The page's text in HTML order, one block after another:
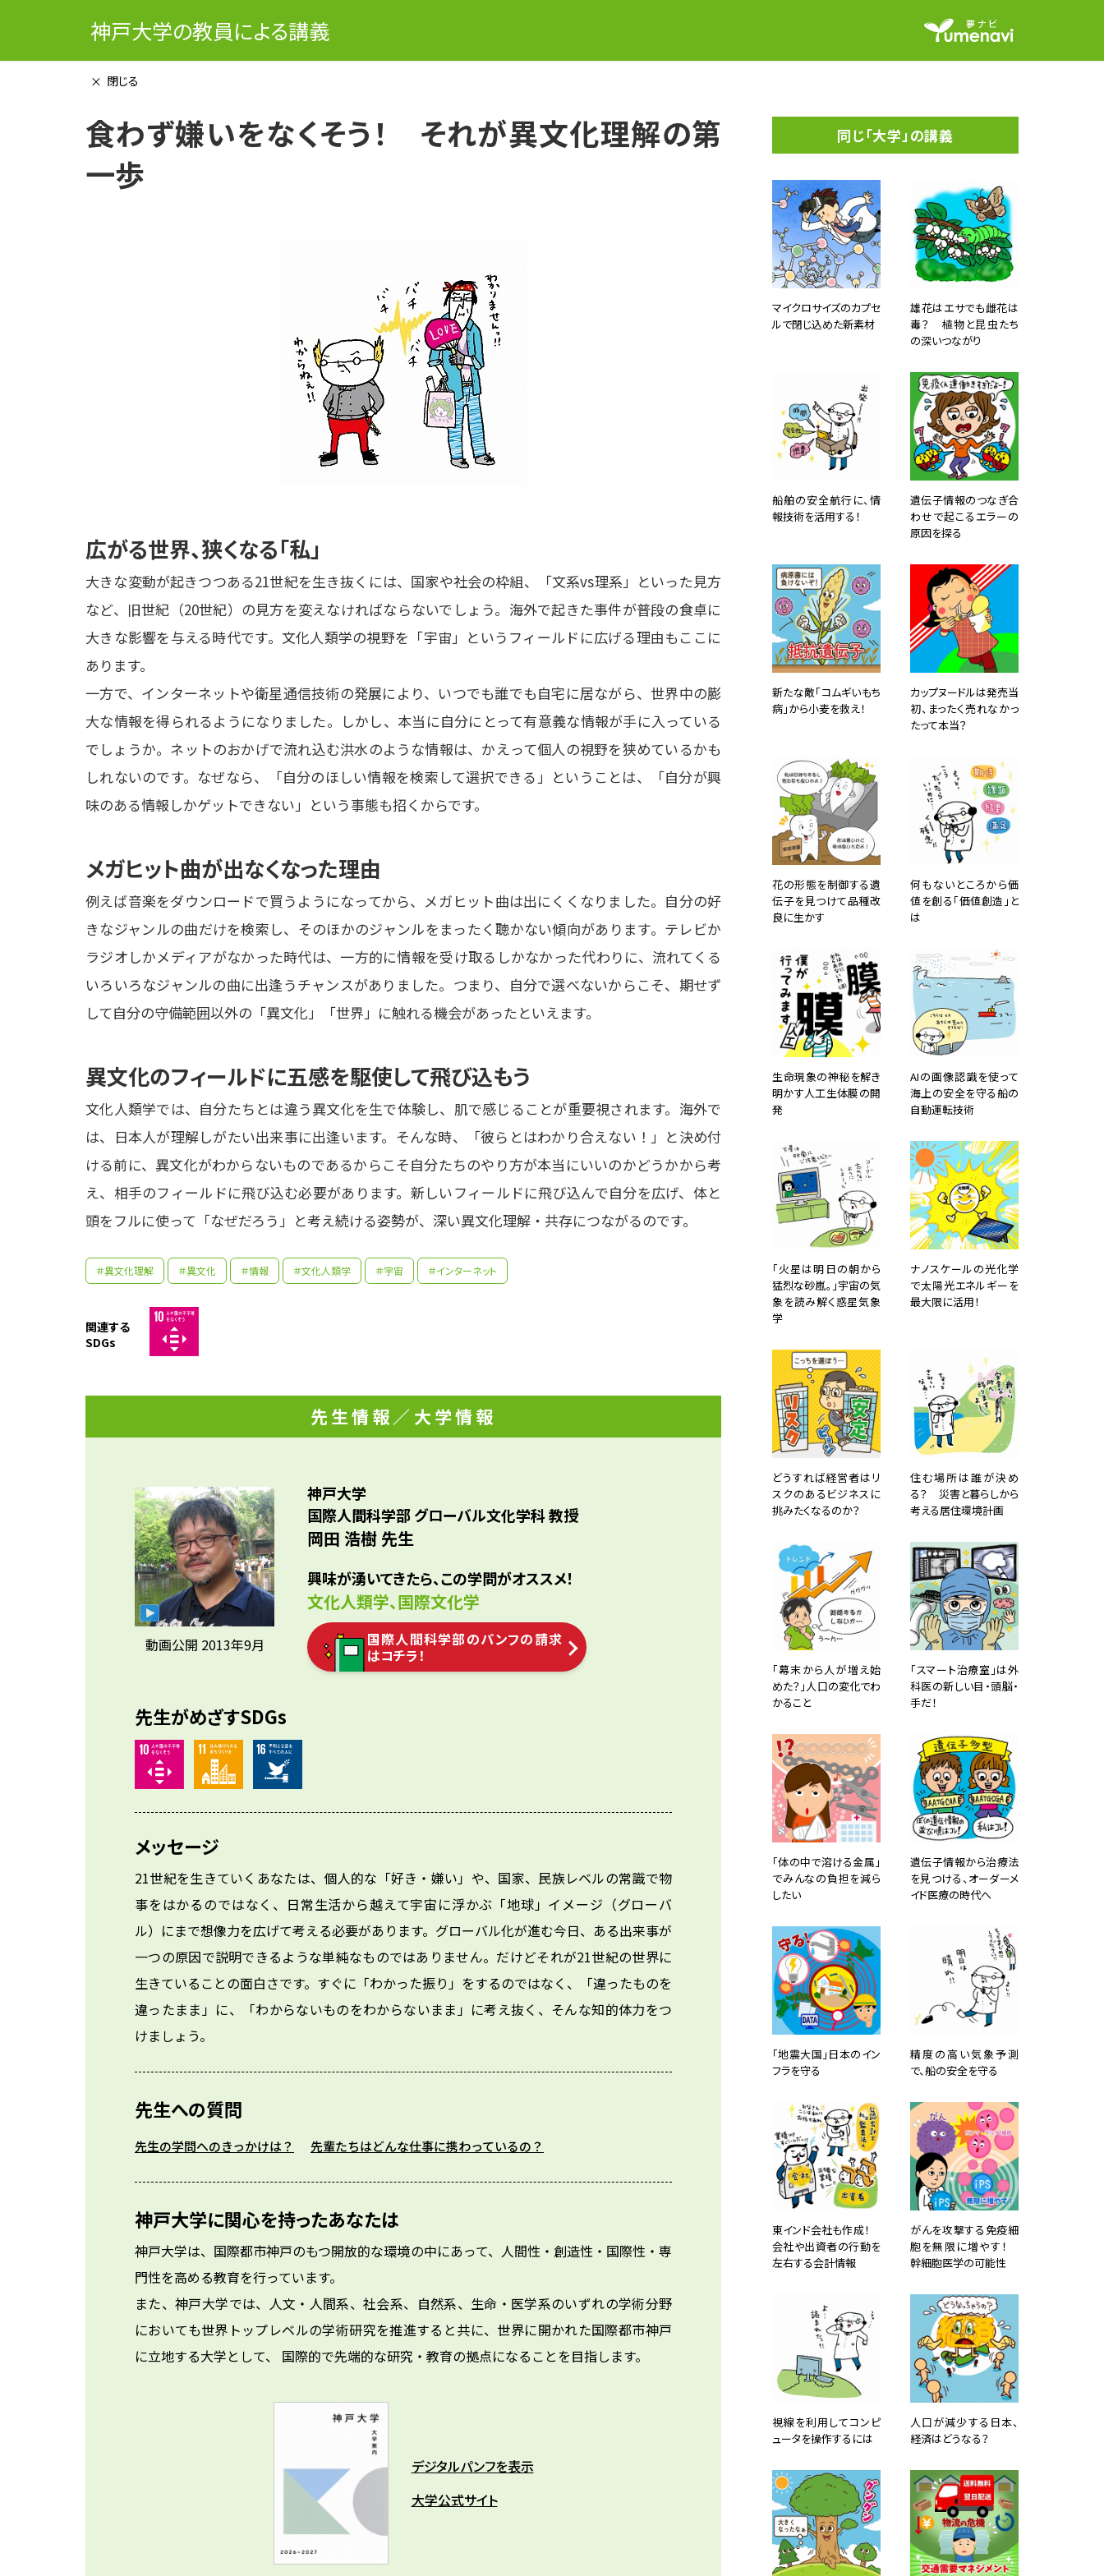
神戸大学の教員による講義
閉じる
食わず嫌いをなくそう！ それが異文化理解の第
一歩
広がる世界、狭くなる「私」
大きな変動が起きつつある21世紀を生き抜くには、国家や社会の枠組、「文系vs理系」といった見方
など、旧世紀（20世紀）の見方を変えなければならないでしょう。海外で起きた事件が普段の食卓に
大きな影響を与える時代です。文化人類学の視野を「宇宙」というフィールドに広げる理由もここに
あります。
一方で、インターネットや衛星通信技術の発展により、いつでも誰でも自宅に居ながら、世界中の膨
大な情報を得られるようになりました。しかし、本当に自分にとって有意義な情報が手に入っている
でしょうか。ネットのおかげで流れ込む洪水のような情報は、かえって個人の視野を狭めているかも
しれないのです。なぜなら、「自分のほしい情報を検索して選択できる」ということは、「自分が興
味のある情報しかゲットできない」という事態も招くからです。
メガヒット曲が出なくなった理由
例えば音楽をダウンロードで買うようになってから、メガヒット曲は出にくくなりました。自分の好
きなジャンルの曲だけを検索し、そのほかのジャンルをまったく聴かない傾向があります。テレビか
ラジオしかメディアがなかった時代は、一方的に情報を受け取るしかなかった代わりに、流れてくる
いろいろなジャンルの曲に出逢うチャンスがありました。つまり、自分で選べないからこそ、期せず
して自分の守備範囲以外の「異文化」「世界」に触れる機会があったといえます。
異文化のフィールドに五感を駆使して飛び込もう
文化人類学では、自分たちとは違う異文化を生で体験し、肌で感じることが重要視されます。海外で
は、日本人が理解しがたい出来事に出逢います。そんな時、「彼らとはわかり合えない！」と決め付
ける前に、異文化がわからないものであるからこそ自分たちのやり方が本当にいいのかどうかから考
え、相手のフィールドに飛び込む必要があります。新しいフィールドに飛び込んで自分を広げ、体と
頭をフルに使って「なぜだろう」と考え続ける姿勢が、深い異文化理解・共存につながるのです。
＃異文化理解 ＃異文化 ＃情報 ＃文化人類学 ＃宇宙 ＃インターネット
関連する
SDGs
先生情報 ／大学情報
動画公開 2013年9月
神戸大学
国際人間科学部 グローバル文化学科 教授
岡田 浩樹 先生
興味が湧いてきたら、この学問がオススメ！
文化人類学、国際文化学
国際人間科学部のパンフの請求
はコチラ！
先生がめざすSDGs
メッセージ
21世紀を生きていくあなたは、個人的な「好き・嫌い」や、国家、民族レベルの常識で物
事をはかるのではなく、日常生活から越えて宇宙に浮かぶ「地球」イメージ（グローバ
ル）にまで想像力を広げて考える必要があります。グローバル化が進む今日、ある出来事が
一つの原因で説明できるような単純なものではありません。だけどそれが21世紀の世界に
生きていることの面白さです。すぐに「わかった振り」をするのではなく、「違ったものを
違ったまま」に、「わからないものをわからないまま」に考え抜く、そんな知的体力をつ
けましょう。
先生への質問
先生の学問へのきっかけは？ 先輩たちはどんな仕事に携わっているの？
私は、岐阜県の飛騨高山の出身です。高山には最近では海外も含め年間
約200万人の観光客が訪れます。地元では「当たり前」の生活や行事
ら疑問に思っていました。高校時代は理系で、1年間の浪人生活をした
予備校の寮でいろいろな地方から来た友人達と出会い、異なる生活、文
化や社会の違いに関心をもちました。そして「文化人類学」という学問
分野を知り、異文化を理解すること、人間の多様性の見ることのおもし
先輩たちはどんな仕事に携わっているの？
国家公務員/地方公務員国際担当/国際公務員/国際機関職員/商社/製造業
海外勤務/外資系企業/外合弁企業/マスコミ
参考資料
神戸大学に関心を持ったあなたは
神戸大学は、国際都市神戸のもつ開放的な環境の中にあって、人間性・創造性・国際性・専
門性を高める教育を行っています。
また、神戸大学では、人文・人間系、社会系、自然系、生命・医学系のいずれの学術分野
においても世界トップレベルの学術研究を推進すると共に、世界に開かれた国際都市神戸
に立地する大学として、 国際的で先端的な研究・教育の拠点になることを目指します。
デジタルパンフを表示
大学公式サイト
同じ「大学」の講義
マイクロサイズのカプセ
ルで閉じ込めた新素材
雄花はエサでも雌花は
毒？ 植物と昆虫たち
の深いつながり
船舶の安全航行に、情
報技術を活用する！
遺伝子情報のつなぎ合
わせで起こるエラーの
原因を探る
新たな敵「コムギいもち
病」から小麦を救え！
カップヌードルは発売当
初、まったく売れなかっ
たって本当？
花の形態を制御する遺
伝子を見つけて品種改
良に生かす
何もないところから価
値を創る「価値創造」と
は
生命現象の神秘を解き
明かす人工生体膜の開
発
AIの画像認識を使って
海上の安全を守る船の
自動運転技術
「火星は明日の朝から
猛烈な砂嵐。」宇宙の気
象を読み解く惑星気象
学
ナノスケールの光化学
で太陽光エネルギーを
最大限に活用！
どうすれば経営者はリ
スクのあるビジネスに
挑みたくなるのか？
住む場所は誰が決め
る？ 災害と暮らしから
考える居住環境計画
「幕末から人が増え始
めた？」人口の変化でわ
かること
「スマート治療室」は外
科医の新しい目・頭脳・
手だ！
「体の中で溶ける金属」
でみんなの負担を減ら
したい
遺伝子情報から治療法
を見つける、オーダーメ
イド医療の時代へ
「地震大国」日本のイン
フラを守る
精度の高い気象予測
で、船の安全を守る
東インド会社も作成！
会社や出資者の行動を
左右する会計情報
がんを攻撃する免疫細
胞を無限に増やす！
幹細胞医学の可能性
視線を利用してコンピ
ュータを操作するには
人口が減少する日本、
経済はどうなる？